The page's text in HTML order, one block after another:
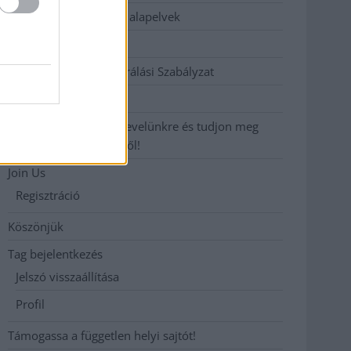
Etikai és függetlenségi alapelvek
Hozzászólási és Moderálási Szabályzat
Iratkozzon fel heti hírlevelünkre és tudjon meg
még többet megyénkről!
Join Us
Regisztráció
Köszönjük
Tag bejelentkezés
Jelszó visszaállítása
Profil
Támogassa a független helyi sajtót!